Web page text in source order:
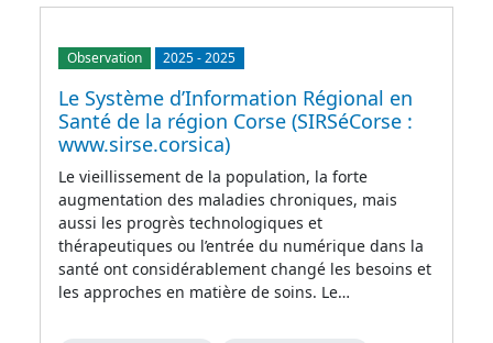
Observation 2025-2025
Le Système d’Information Régional en
Santé de la région Corse (SIRSéCorse :
www.sirse.corsica)
Le vieillissement de la population, la forte
augmentation des maladies chroniques, mais
aussi les progrès technologiques et
thérapeutiques ou l’entrée du numérique dans la
santé ont considérablement changé les besoins et
les approches en matière de soins. Le…